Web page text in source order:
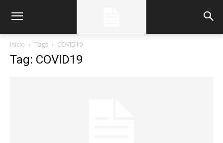
Início Tags COVID19
Tag: COVID19